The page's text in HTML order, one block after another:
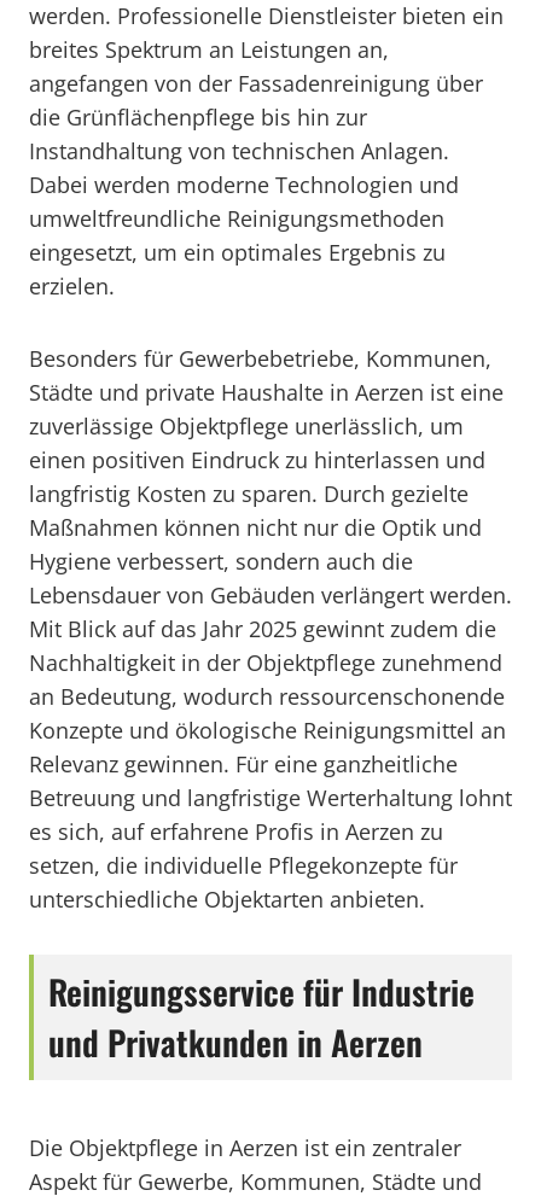
werden. Professionelle Dienstleister bieten ein
breites Spektrum an Leistungen an,
angefangen von der Fassadenreinigung über
die Grünflächenpflege bis hin zur
Instandhaltung von technischen Anlagen.
Dabei werden moderne Technologien und
umweltfreundliche Reinigungsmethoden
eingesetzt, um ein optimales Ergebnis zu
erzielen.
Besonders für Gewerbebetriebe, Kommunen,
Städte und private Haushalte in Aerzen ist eine
zuverlässige Objektpflege unerlässlich, um
einen positiven Eindruck zu hinterlassen und
langfristig Kosten zu sparen. Durch gezielte
Maßnahmen können nicht nur die Optik und
Hygiene verbessert, sondern auch die
Lebensdauer von Gebäuden verlängert werden.
Mit Blick auf das Jahr 2025 gewinnt zudem die
Nachhaltigkeit in der Objektpflege zunehmend
an Bedeutung, wodurch ressourcenschonende
Konzepte und ökologische Reinigungsmittel an
Relevanz gewinnen. Für eine ganzheitliche
Betreuung und langfristige Werterhaltung lohnt
es sich, auf erfahrene Profis in Aerzen zu
setzen, die individuelle Pflegekonzepte für
unterschiedliche Objektarten anbieten.
Reinigungsservice für Industrie
und Privatkunden in Aerzen
Die Objektpflege in Aerzen ist ein zentraler
Aspekt für Gewerbe, Kommunen, Städte und